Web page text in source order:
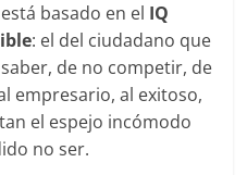
basado en el IQ
: el del ciudadano que
de no competir, de
empresario, al exitoso,
el espejo incómodo
no ser.